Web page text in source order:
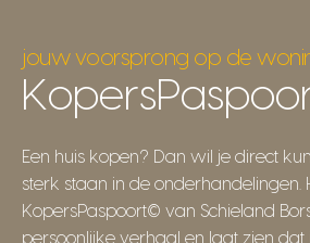
jouw voorsprong op de
Een huis kopen? Dan wil je direct
sterk staan in de onderhandelingen.
KopersPaspoort© van Schieland
persoonlijke verhaal en laat zien